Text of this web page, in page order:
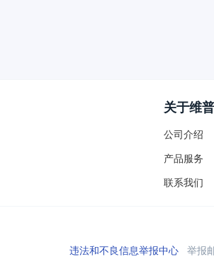
关于维普
公司介绍
产品服务
联系我们
违法和不良信息举报中心举报